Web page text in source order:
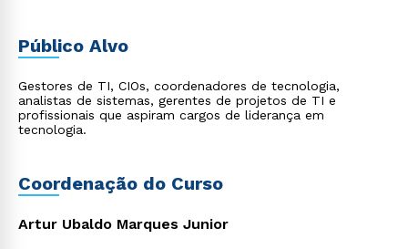
Público Alvo
Gestores de TI, CIOs, coordenadores de tecnologia,
analistas de sistemas, gerentes de projetos de TI e
profissionais que aspiram cargos de liderança em
tecnologia.
Coordenação do Curso
Artur Ubaldo Marques Junior